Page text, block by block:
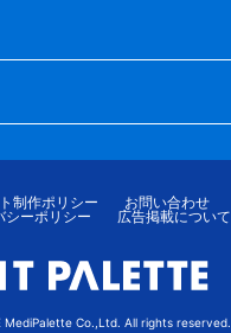
制作ポリシー お問い合わせ
シーポリシー
広告掲載について
MediPalette Co.,Ltd. All rights reserved.